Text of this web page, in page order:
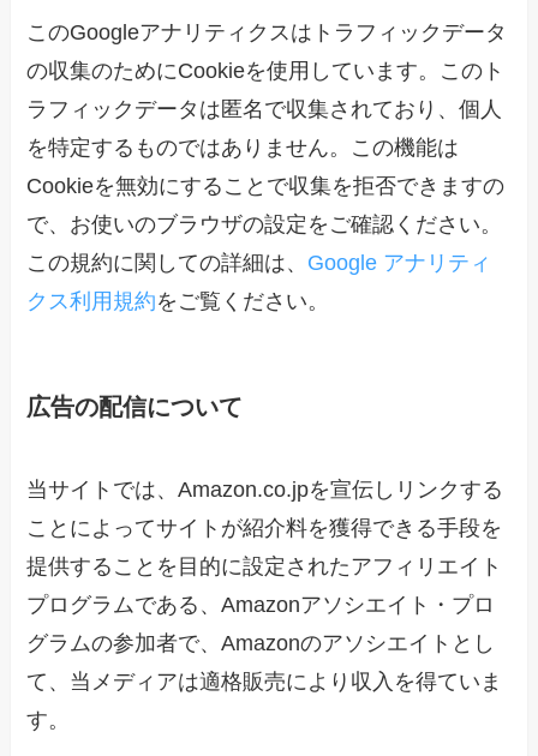
このGoogleアナリティクスはトラフィックデータ
の収集のためにCookieを使用しています。このト
ラフィックデータは匿名で収集されており、個人
を特定するものではありません。この機能は
Cookieを無効にすることで収集を拒否できますの
で、お使いのブラウザの設定をご確認ください。
この規約に関しての詳細は、 Google アナリティ
クス利用規約をご覧ください。
広告の配信について
当サイトでは、Amazon.co.jpを宣伝しリンクする
ことによってサイトが紹介料を獲得できる手段を
提供することを目的に設定されたアフィリエイト
プログラムである、Amazonアソシエイト・プロ
グラムの参加者で、Amazonのアソシエイトとし
て、当メディアは適格販売により収入を得ていま
す。